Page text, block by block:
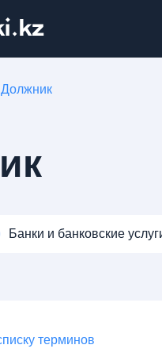
Должник
Банки и банковские
терминов